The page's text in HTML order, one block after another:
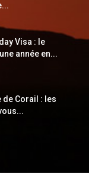
Visa : le
année en...
de Corail : les